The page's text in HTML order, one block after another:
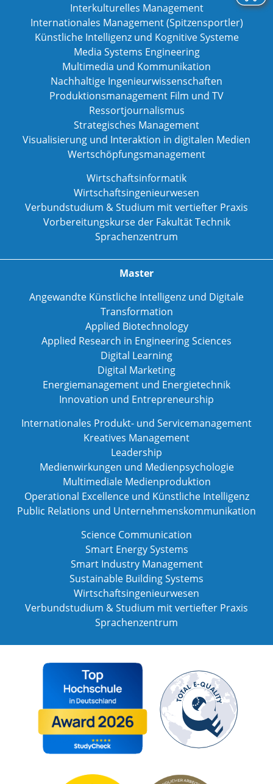
Interkulturelles Management
Internationales Management (Spitzensportler)
Künstliche Intelligenz und Kognitive Systeme
Media Systems Engineering
Multimedia und Kommunikation
Nachhaltige Ingenieurwissenschaften
Produktionsmanagement Film und TV
Ressortjournalismus
Strategisches Management
Visualisierung und Interaktion in digitalen Medien
Wertschöpfungsmanagement
Wirtschaftsinformatik
Wirtschaftsingenieurwesen
Verbundstudium & Studium mit vertiefter Praxis
Vorbereitungskurse der Fakultät Technik
Sprachenzentrum
Master
Angewandte Künstliche Intelligenz und Digitale
Transformation
Applied Biotechnology
Applied Research in Engineering Sciences
Digital Learning
Digital Marketing
Energiemanagement und Energietechnik
Innovation und Entrepreneurship
Internationales Produkt- und Servicemanagement
Kreatives Management
Leadership
Medienwirkungen und Medienpsychologie
Multimediale Medienproduktion
Operational Excellence und Künstliche Intelligenz
Public Relations und Unternehmenskommunikation
Science Communication
Smart Energy Systems
Smart Industry Management
Sustainable Building Systems
Wirtschaftsingenieurwesen
Verbundstudium & Studium mit vertiefter Praxis
Sprachenzentrum